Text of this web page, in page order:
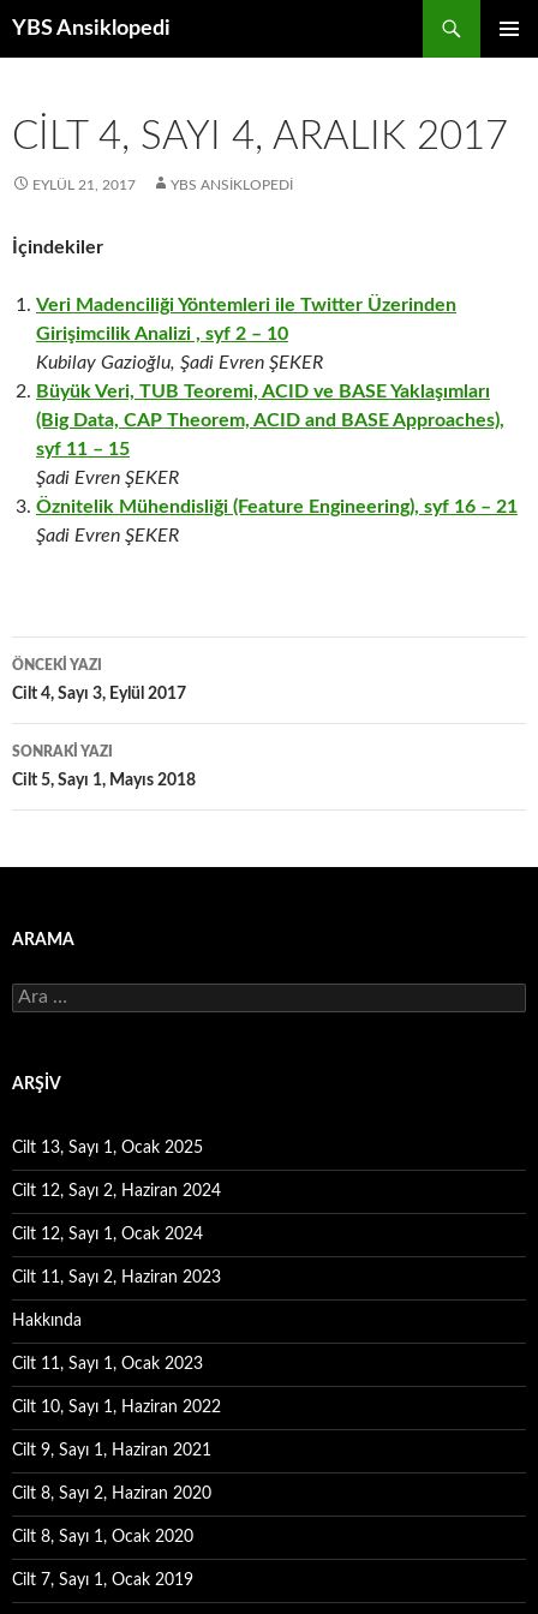
YBS Ansiklopedi
CILT 4, SAYI 4, ARALIK 2017
EYLÜL 21, 2017 YBS ANSIKLOPEDI
İçindekiler
Veri Madenciliği Yöntemleri ile Twitter Üzerinden
Girişimcilik Analizi , syf 2 – 10
Kubilay Gazioğlu, Şadi Evren ŞEKER
Büyük Veri, TUB Teoremi, ACID ve BASE Yaklaşımları
(Big Data, CAP Theorem, ACID and BASE Approaches),
syf 11 – 15
Şadi Evren ŞEKER
Öznitelik Mühendisliği (Feature Engineering), syf 16 – 21
Şadi Evren ŞEKER
Yazı
dolaşımı
ÖNCEKI YAZI
Cilt 4, Sayı 3, Eylül 2017
SONRAKI YAZI
Cilt 5, Sayı 1, Mayıs 2018
ARAMA
Arama:
ARŞIV
Cilt 13, Sayı 1, Ocak 2025
Cilt 12, Sayı 2, Haziran 2024
Cilt 12, Sayı 1, Ocak 2024
Cilt 11, Sayı 2, Haziran 2023
Hakkında
Cilt 11, Sayı 1, Ocak 2023
Cilt 10, Sayı 1, Haziran 2022
Cilt 9, Sayı 1, Haziran 2021
Cilt 8, Sayı 2, Haziran 2020
Cilt 8, Sayı 1, Ocak 2020
Cilt 7, Sayı 1, Ocak 2019